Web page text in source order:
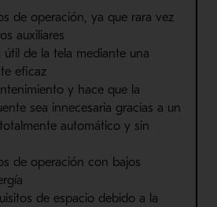
de operación, ya que rara vez
auxiliares
útil de la tela mediante una
eficaz
y hace que la
sea innecesaria gracias a un
automático y sin
de operación con bajos
de espacio debido a la